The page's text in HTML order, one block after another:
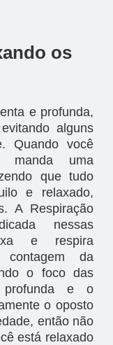
os
e profunda,
alguns
Quando você
manda uma
que tudo
e relaxado,
A Respiração
nessas
e respira
contagem da
o foco das
profunda e o
o oposto
então não
está relaxado